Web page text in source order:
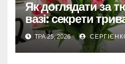
Як доглядати за
вазі: секрети
ТРА 25, 2026